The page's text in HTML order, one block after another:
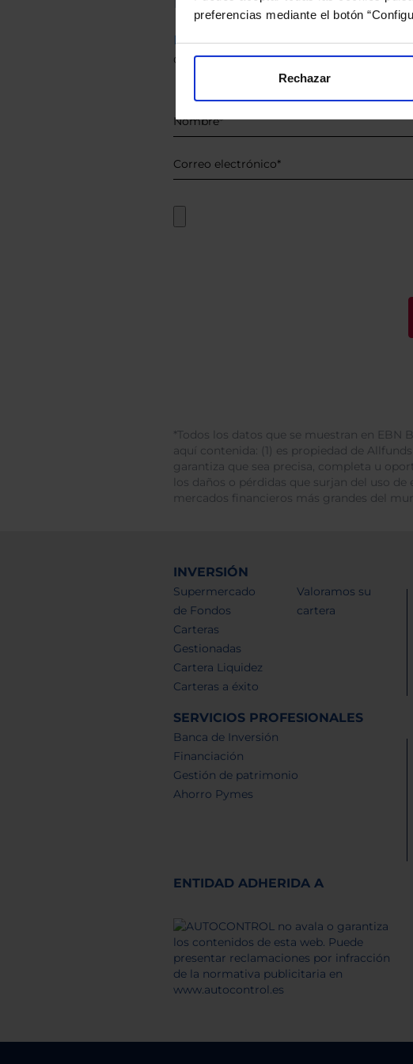
preferencias mediante el botón
Rechazar
Descárguese el archivoe indíquenos
de sus alternativas de Clases Limpias
*Todos los datos que se muestran en
aquí contenida: (1) es propiedad de
garantiza que sea precisa, completa u
los daños o pérdidas que surjan del uso
mercados financieros más grandes del
INVERSIÓN
Supermercado
de Fondos
Carteras
Gestionadas
Cartera Liquidez
Carteras a éxito
Valoramos su
cartera
SERVICIOS PROFESIONALES
Banca de Inversión
Financiación
Gestión de patrimonio
Ahorro Pymes
ENTIDAD ADHERIDA A